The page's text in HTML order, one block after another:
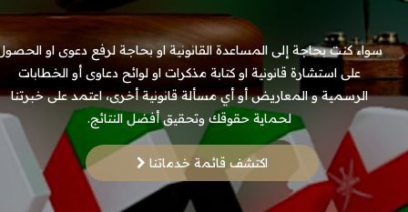
سواء كنت بحاجة إلى المساعدة القانونية او بحاجة لرفع دعوى او
على استشارة قانونية او كتابة مذكرات او لوائح دعاوى أو الخطابات
الرسمية و المعاريض أو أي مسألة قانونية أخرى، اعتمد على خبرتنا
لحماية حقوقك وتحقيق أفضل النتائج.
اكتشف قائمة خدماتنا